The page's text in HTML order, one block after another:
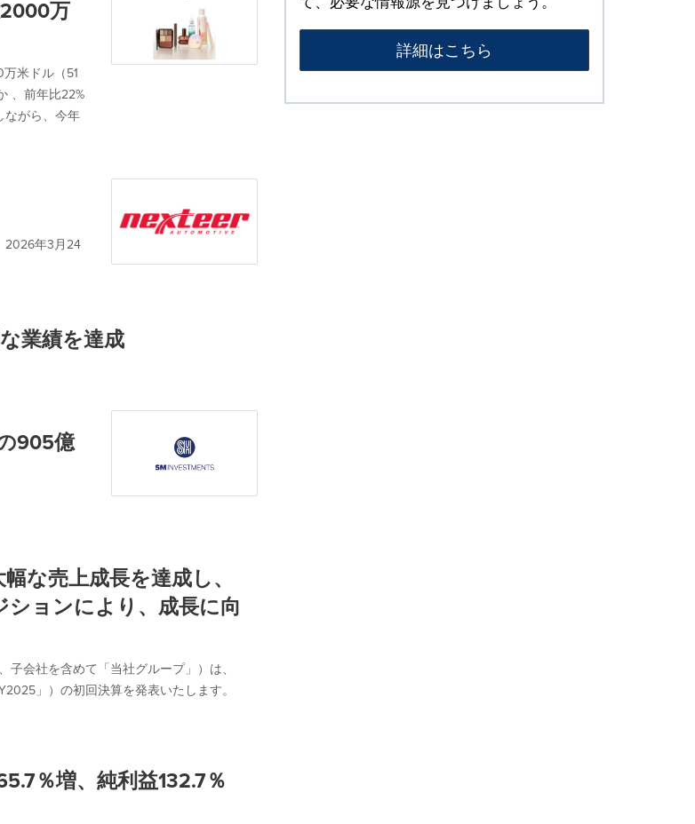
万
米ドル（51
、前年比22%
ながら、今年
2026年3月24
業績を達成
905億
な売上成長を達成し、
ョンにより、成長に向
会社を含めて「当社グループ」）は、
」）の初回決算を発表いたします。
％増、純利益132.7％
詳細はこちら